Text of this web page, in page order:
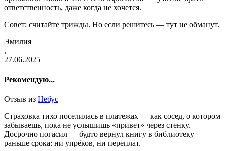
ответственность, даже когда не хочется.
Совет: считайте трижды. Но если решитесь — тут не обманут.
Эмилия
,
27.06.2025
Рекомендую...
Отзыв из Небус
Страховка тихо поселилась в платежах — как сосед, о котором
забываешь, пока не услышишь «привет» через стенку.
Досрочно погасил — будто вернул книгу в библиотеку
раньше срока: ни упрёков, ни переплат.